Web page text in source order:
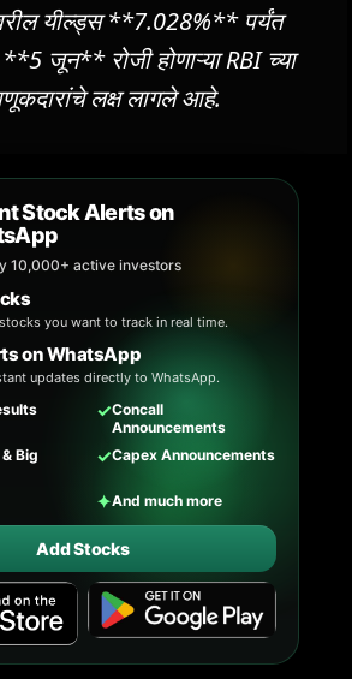
यील्ड्स **7.028%** पर्यंत
जून** रोजी होणाऱ्या RBI च्या
लक्ष लागले आहे.
Stock Alerts on
10,000+ active investors
you want to track in real time.
on WhatsApp
updates directly to WhatsApp.
✓Concall
Announcements
Big
✓Capex Announcements
✦And much more
Add Stocks